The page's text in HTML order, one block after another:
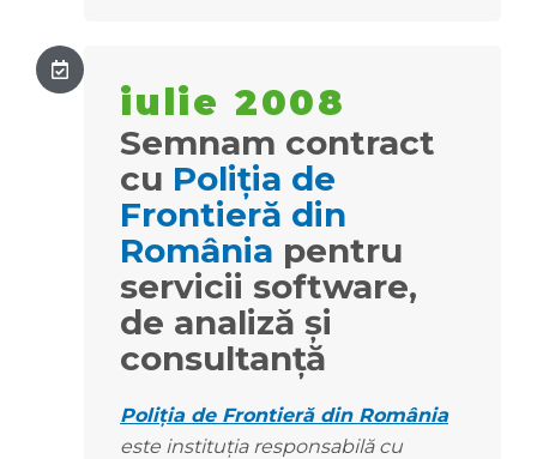
iulie 2008
Semnam contract
cu Poliția de
Frontieră din
România pentru
servicii software,
de analiză și
consultanță
Poliția de Frontieră din România
este instituția responsabilă cu